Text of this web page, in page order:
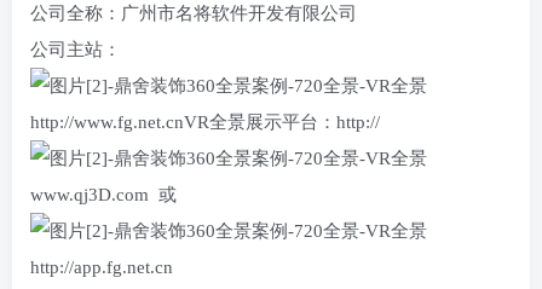
公司全称：广州市名将软件开发有限公司
公司主站：
http://www.fg.net.cnVR全景展示平台：http://
www.qj3D.com 或
http://app.fg.net.cn